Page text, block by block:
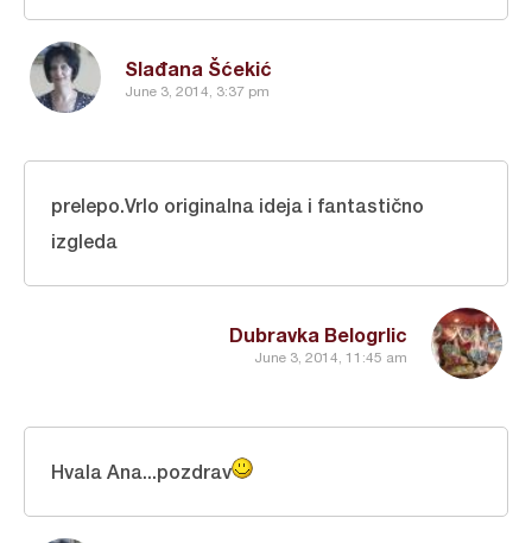
Slađana Šćekić
June 3, 2014, 3:37 pm
Dubravka Belogrlic
June 3, 2014, 11:45 am
prelepo.Vrlo originalna ideja i fantastično
izgleda
Hvala Ana...pozdrav